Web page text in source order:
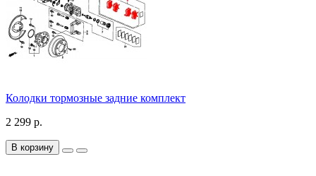
Колодки тормозные задние комплект
2 299 р.
В корзину